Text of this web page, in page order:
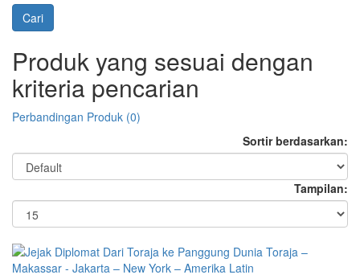
Produk yang sesuai dengan
kriteria pencarian
Perbandingan Produk (0)
Sortir berdasarkan:
Tampilan: